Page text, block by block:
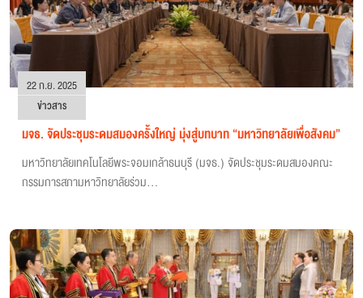
22 ก.ย. 2025
ข่าวสาร
มจธ. จัดประชุมระดมสมองครั้งใหญ่ มุ่งสู่บทบาท “มหาวิทยาลัยเพื่อสังคม”
มหาวิทยาลัยเทคโนโลยีพระจอมเกล้าธนบุรี (มจธ.) จัดประชุมระดมสมองคณะ
กรรมการสภามหาวิทยาลัยร่วม...